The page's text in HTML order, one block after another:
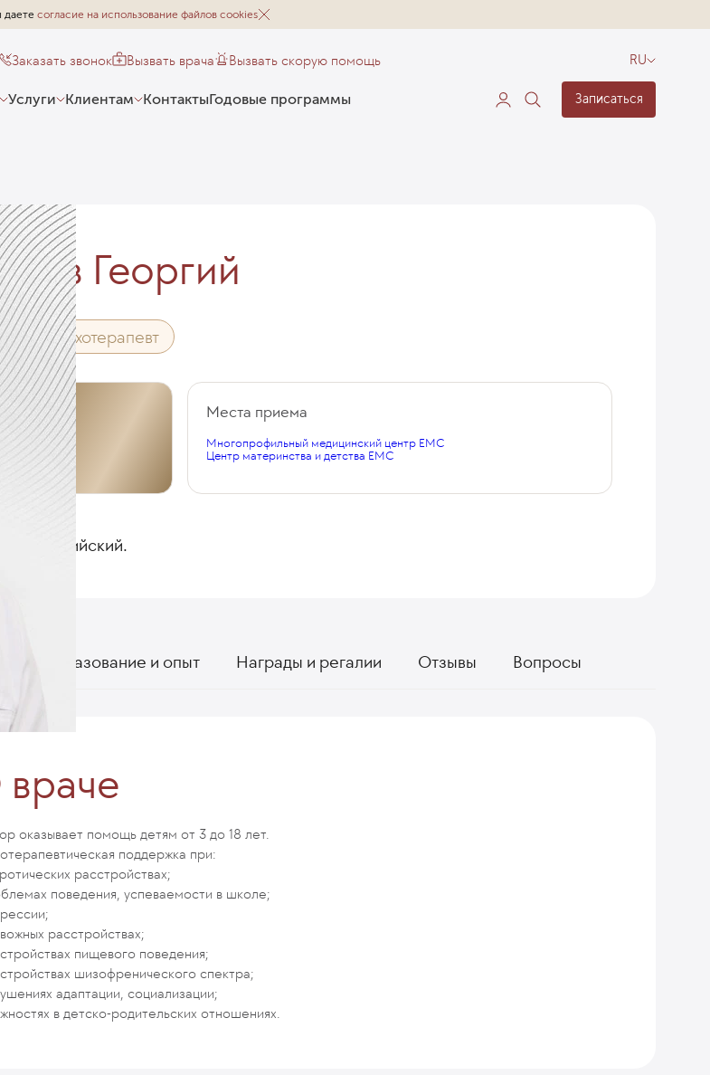
даете согласие на использование файлов cookies
Заказать звонок Вызвать врача Вызвать скорую помощь RU
Услуги Клиентам КонтактыГодовые программы Записаться
Георгий
психотерапевт
стаж
9 лет
Места приема
Многопрофильный медицинский центр EMC
Центр материнства и детства EMC
английский.
Образование и опыт Награды и регалии Отзывы Вопросы
оказывает помощь детям от 3 до 18 лет.
поддержка при:
расстройствах;
поведения, успеваемости в школе;
расстройствах;
пищевого поведения;
шизофренического спектра;
адаптации, социализации;
в детско-родительских отношениях.